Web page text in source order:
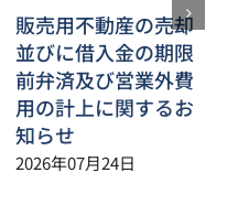
販売用不動産の売却
並びに借入金の期限
前弁済及び営業外費
用の計上に関するお
知らせ
2026年07月24日